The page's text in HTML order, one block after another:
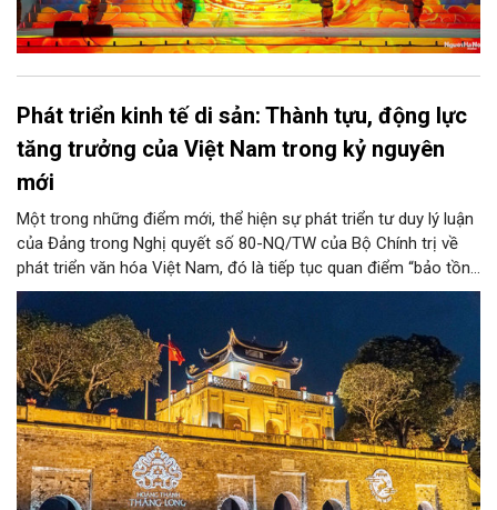
Phát triển kinh tế di sản: Thành tựu, động lực
tăng trưởng của Việt Nam trong kỷ nguyên
mới
Một trong những điểm mới, thể hiện sự phát triển tư duy lý luận
của Đảng trong Nghị quyết số 80-NQ/TW của Bộ Chính trị về
phát triển văn hóa Việt Nam, đó là tiếp tục quan điểm “bảo tồn
và phát huy giá trị di sản văn hóa gắn kết với phát triển kinh tế -
xã hội và du lịch”; đồng thời, nâng lên một tầm cao mới: “phát
triển kinh tế di sản”.